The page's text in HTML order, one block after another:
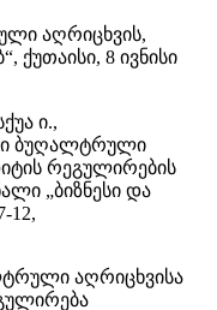
აღრიცხვის,
ქუთაისი, 8 ივნისი
ი.,
ბუღალტრული
რეგულირების
„ბიზნესი და
12,
აღრიცხვისა